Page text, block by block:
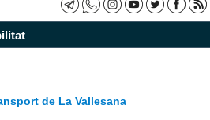
de La Vallesana